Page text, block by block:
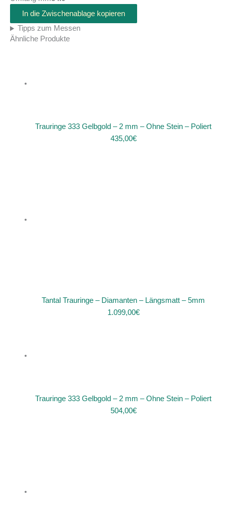
In die Zwischenablage kopieren
Tipps zum Messen
Ähnliche Produkte
Trauringe 333 Gelbgold – 2 mm – Ohne Stein – Poliert
435,00€
Tantal Trauringe – Diamanten – Längsmatt – 5mm
1.099,00€
Trauringe 333 Gelbgold – 2 mm – Ohne Stein – Poliert
504,00€